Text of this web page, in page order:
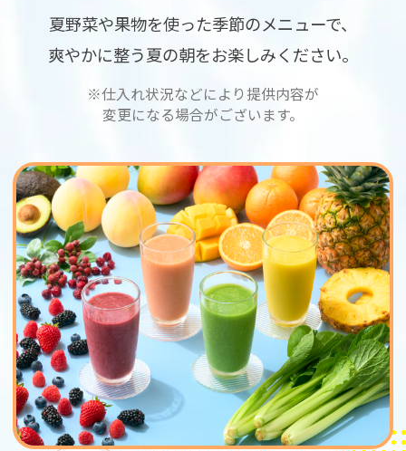
夏野菜や果物を使った季節のメニューで、
爽やかに整う夏の朝をお楽しみください。
※仕入れ状況などにより提供内容が
変更になる場合がございます。